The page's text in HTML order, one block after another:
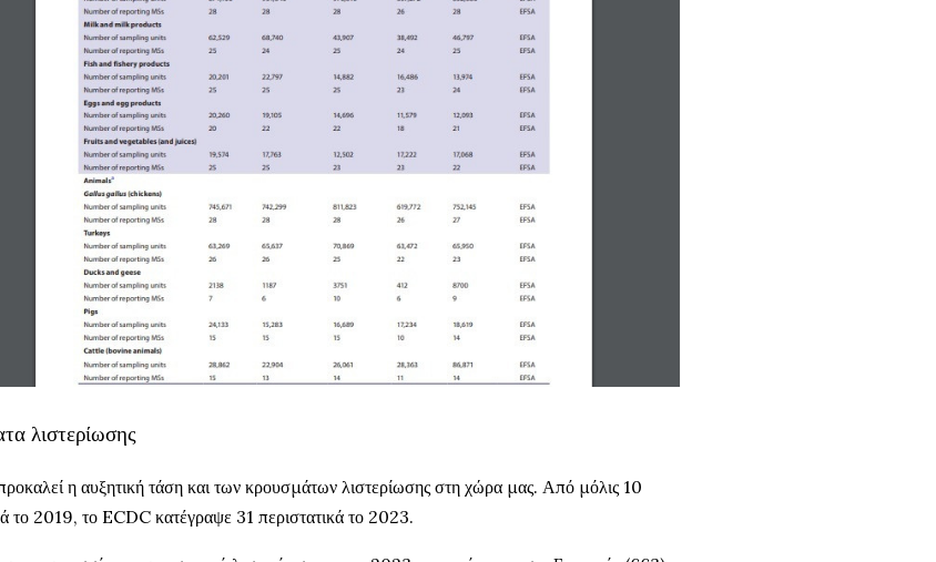
λιστερίωσης
η αυξητική τάση και των κρουσμάτων λιστερίωσης στη χώρα μας. Από μόλις 10
το 2019, το ECDC κατέγραψε 31 περιστατικά το 2023.